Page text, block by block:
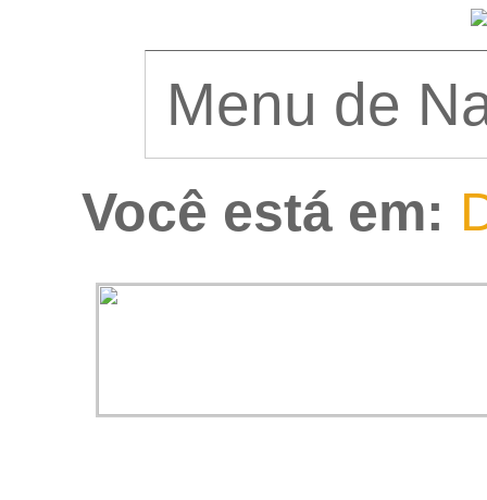
Você está em: